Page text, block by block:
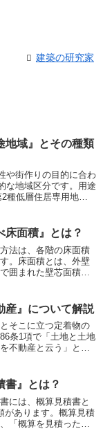
建築の研究家
地域』とその種類
や街作りの目的に合わ
地域区分です。 用途
種低層住居専用地
」、「工業地域」、
8条）、それぞれに建
、規模、日影などが決
境を守り、住居、商
達を促すためのもので
床面積』とは？
法は、各階の床面積
。床面積とは、外壁
囲まれた壁芯面積の
部分や、バルコニー
の部分、庇、ピロテ
で囲まれていない部
延べ床面積の計算の
する場合は、緩和措
まで）、建築物の地
住宅の用途に供する
の用途に供する床面
で）などは、延べ床
産』について解説
そこに立つ定着物の
条1項で「土地と土地
不動産と云う」と定
扱われるが、この不
の民法同様、日本特
常に稀なケースであ
され、建物としての
定着している物を建
書』とは？
には、概算見積書と
があります。概算見積
「概算を見積った」